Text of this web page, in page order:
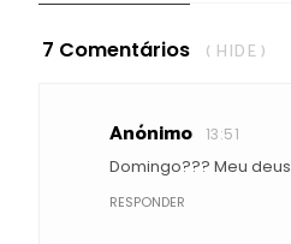
7 Comentários ( HIDE )
Anónimo 13:51
Domingo??? Meu deus
RESPONDER